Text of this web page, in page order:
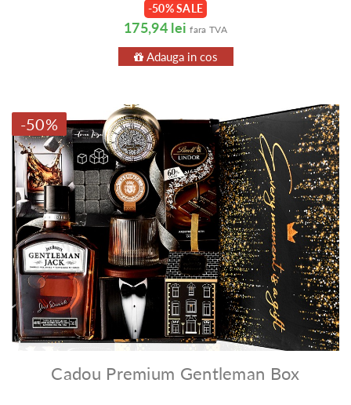
-50% SALE
175,94 lei fara TVA
Adauga in cos
-50%
Cadou Premium Gentleman Box